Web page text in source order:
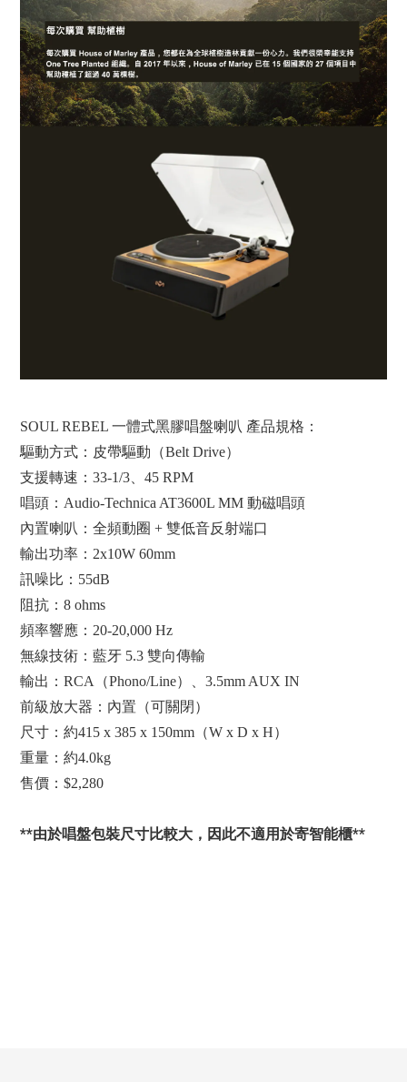
SOUL REBEL 一體式黑膠唱盤喇叭 產品規格：
驅動方式：皮帶驅動（Belt Drive）
支援轉速：33-1/3、45 RPM
唱頭：Audio-Technica AT3600L MM 動磁唱頭
內置喇叭：全頻動圈 + 雙低音反射端口
輸出功率：2x10W 60mm
訊噪比：55dB
阻抗：8 ohms
頻率響應：20-20,000 Hz
無線技術：藍牙 5.3 雙向傳輸
輸出：RCA（Phono/Line）、3.5mm AUX IN
前級放大器：內置（可關閉）
尺寸：約415 x 385 x 150mm（W x D x H）
重量：約4.0kg
售價：$2,280
**由於唱盤包裝尺寸比較大，因此不適用於寄智能櫃**